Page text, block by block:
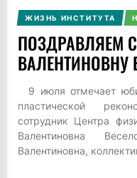
ЖИЗНЬ ИНСТИТУТА
ПОЗДРАВЛЯЕМ
ВАЛЕНТИНОВНУ
9 июля отмечает
пластической
сотрудник Центра
Валентиновна
Валентиновна,